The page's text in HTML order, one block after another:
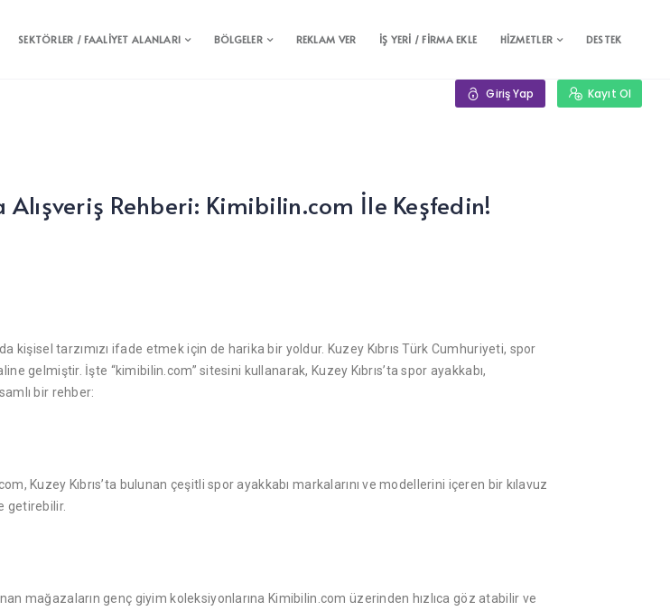
SEKTÖRLER / FAALİYET ALANLARI BÖLGELER REKLAM VER İŞ YERİ / FİRMA EKLE HİZMETLER DESTEK
Giriş Yap Kayıt Ol
Alışveriş Rehberi: Kimibilin.com İle Keşfedin!
kişisel tarzımızı ifade etmek için de harika bir yoldur. Kuzey Kıbrıs Türk Cumhuriyeti, spor
gelmiştir. İşte “kimibilin.com” sitesini kullanarak, Kuzey Kıbrıs’ta spor ayakkabı,
bir rehber:
Kuzey Kıbrıs’ta bulunan çeşitli spor ayakkabı markalarını ve modellerini içeren bir kılavuz
getirebilir.
mağazaların genç giyim koleksiyonlarına Kimibilin.com üzerinden hızlıca göz atabilir ve